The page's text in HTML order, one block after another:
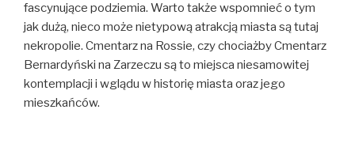
fascynujące podziemia. Warto także wspomnieć o tym
jak dużą, nieco może nietypową atrakcją miasta są tutaj
nekropolie. Cmentarz na Rossie, czy chociażby Cmentarz
Bernardyński na Zarzeczu są to miejsca niesamowitej
kontemplacji i wglądu w historię miasta oraz jego
mieszkańców.